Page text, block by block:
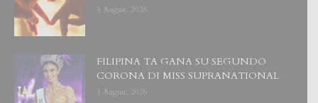
4 August, 2026
FILIPINA TA GANA SU SEGUNDO
CORONA DI MISS SUPRANATIONAL
1 August, 2026